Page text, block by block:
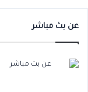
عن بث مباشر